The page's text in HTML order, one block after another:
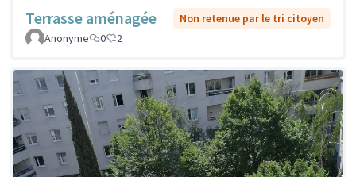
Terrasse aménagée
Non retenue par le tri citoyen
Anonyme
0 2